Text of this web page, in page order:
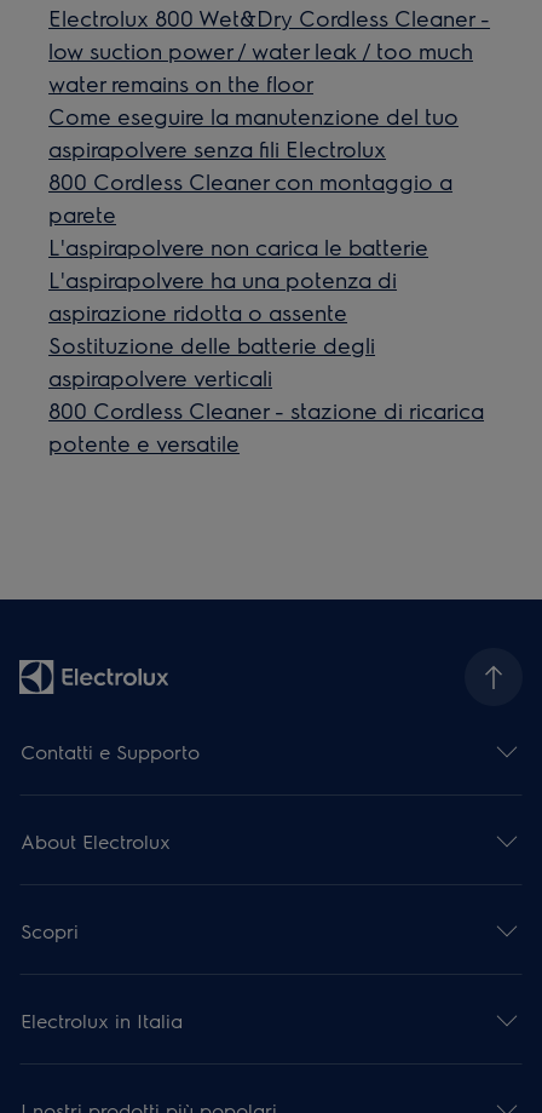
Electrolux 800 Wet&Dry Cordless Cleaner -
low suction power / water leak / too much
water remains on the floor
Come eseguire la manutenzione del tuo
aspirapolvere senza fili Electrolux
800 Cordless Cleaner con montaggio a
parete
L'aspirapolvere non carica le batterie
L'aspirapolvere ha una potenza di
aspirazione ridotta o assente
Sostituzione delle batterie degli
aspirapolvere verticali
800 Cordless Cleaner - stazione di ricarica
potente e versatile
Contatti e Supporto
About Electrolux
Scopri
Electrolux in Italia